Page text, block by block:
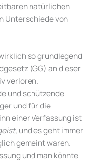
natürlichen
Unterschiede von
so grundlegend
(GG) an dieser
verloren.
und schützende
und für die
einer Verfassung ist
, und es geht immer
gemeint waren.
und man könnte